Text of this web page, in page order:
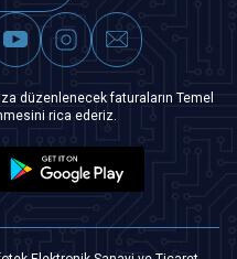
düzenlenecek faturaların Temel
rica ederiz.